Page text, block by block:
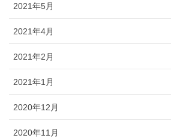
2021年5月
2021年4月
2021年2月
2021年1月
2020年12月
2020年11月